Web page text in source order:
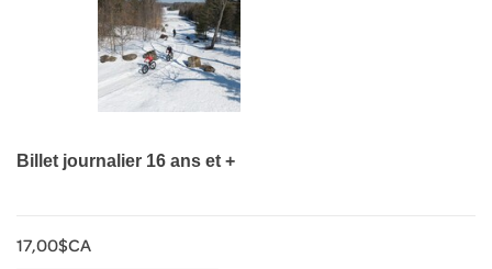
Billet journalier 16 ans et +
17,00$CA